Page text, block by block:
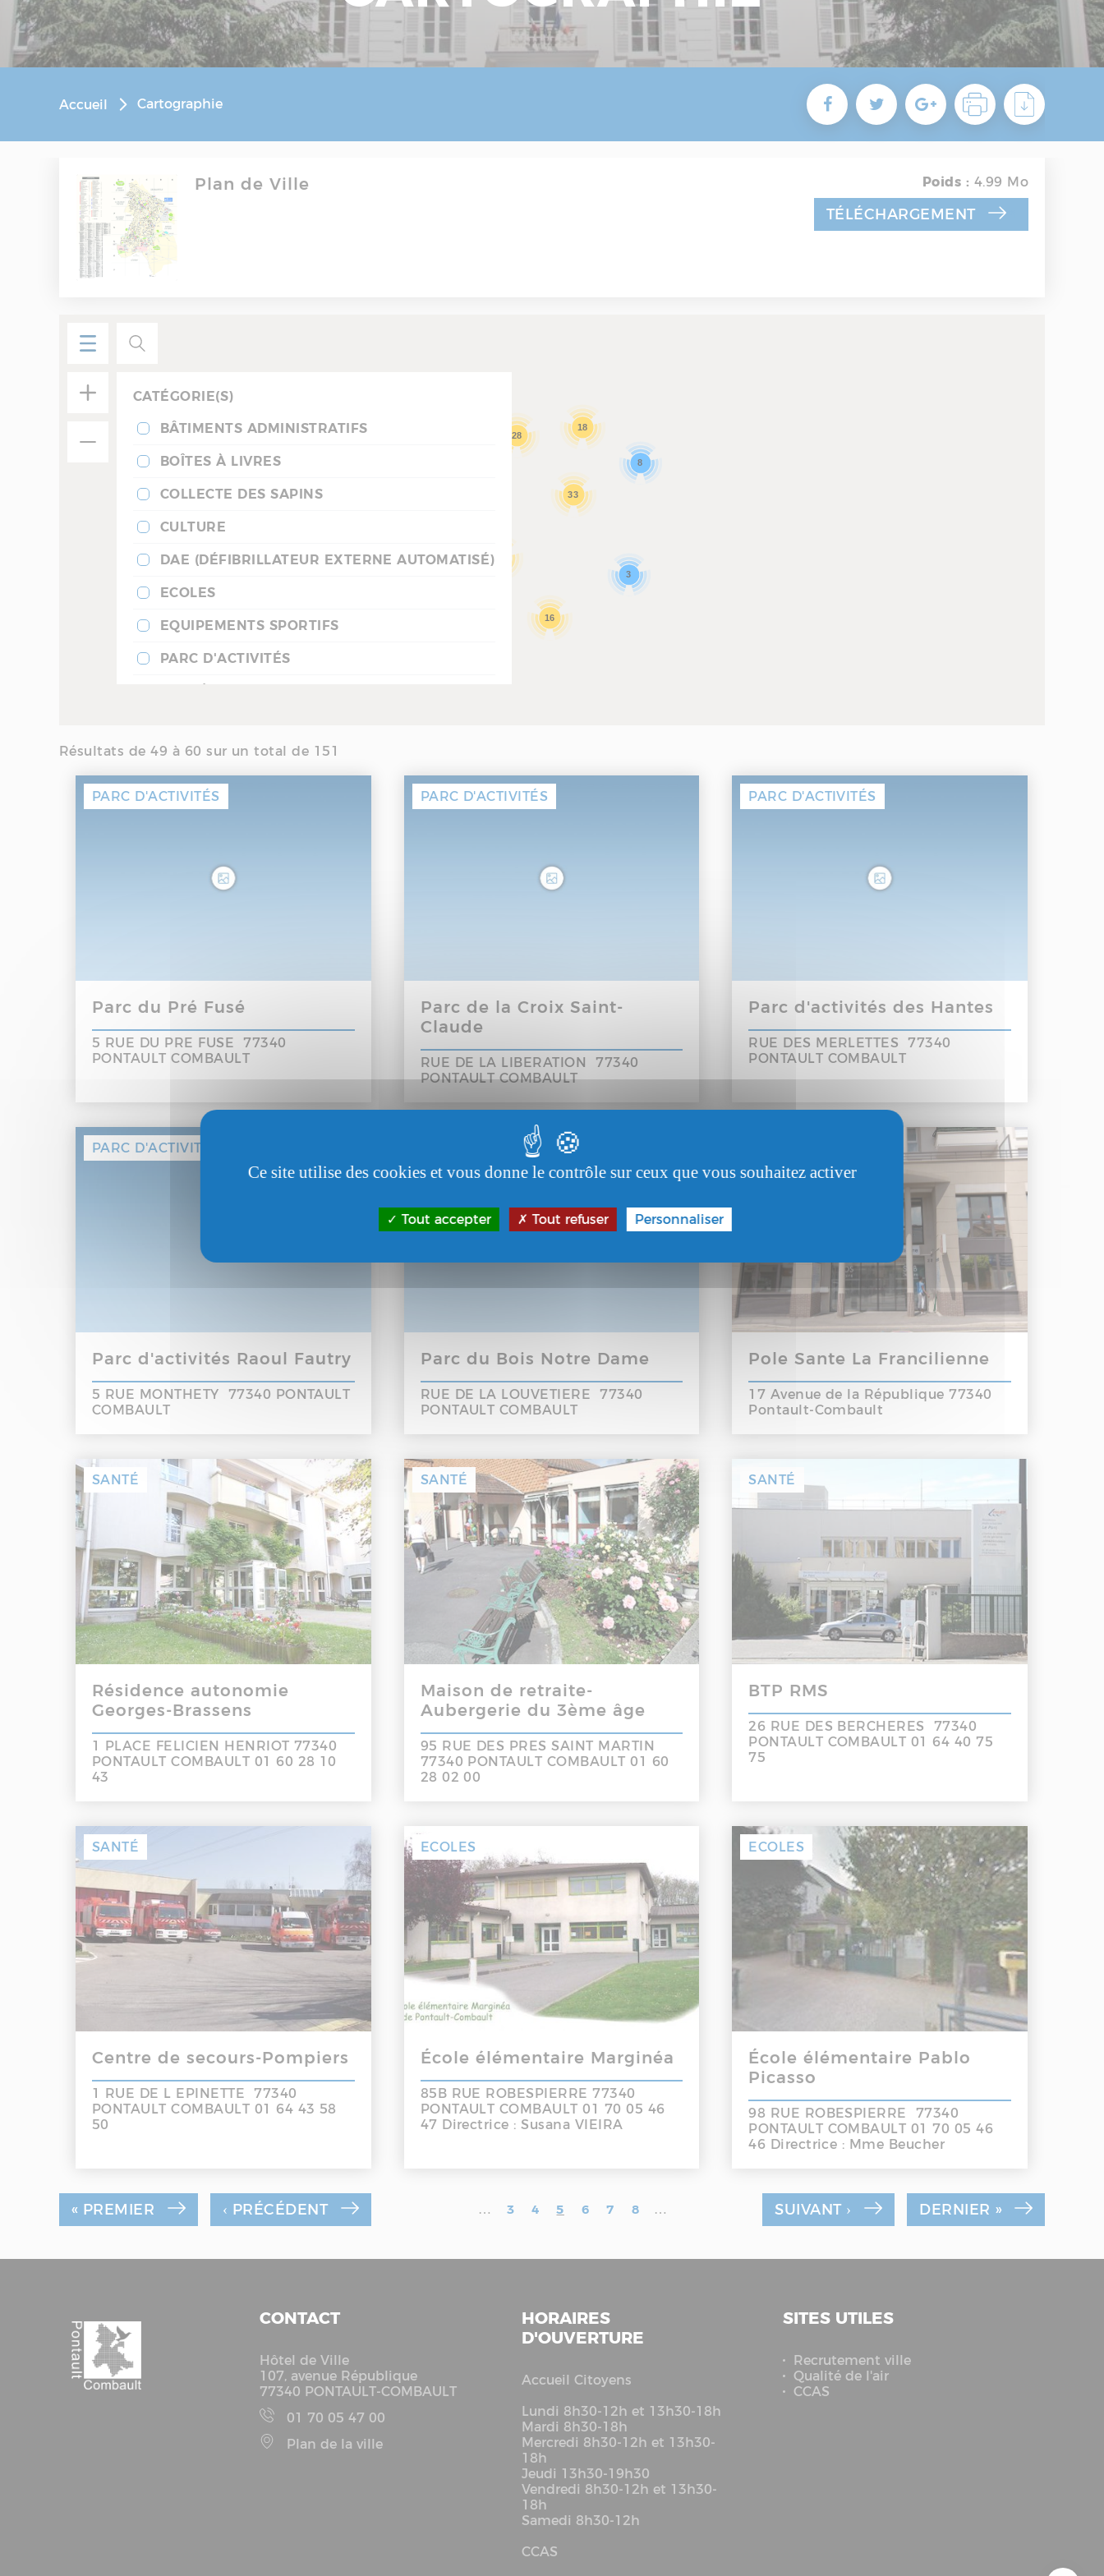
Accueil Cartographie
Plan de Ville Poids : 4.99 Mo
TÉLÉCHARGEMENT
16
33
18
3
28
8
CATÉGORIE(S)
BÂTIMENTS ADMINISTRATIFS
BOÎTES À LIVRES
COLLECTE DES SAPINS
CULTURE
DAE (DÉFIBRILLATEUR EXTERNE AUTOMATISÉ)
ECOLES
EQUIPEMENTS SPORTIFS
PARC D'ACTIVITÉS
DIVERS
MARCHÉS, CENTRES COMMERCIAUX
Résultats de 49 à 60 sur un total de 151
PARC D'ACTIVITÉS
Parc du Pré Fusé
5 RUE DU PRE FUSE 77340
PONTAULT COMBAULT
PARC D'ACTIVITÉS
Parc de la Croix Saint-
Claude
RUE DE LA LIBERATION 77340
PONTAULT COMBAULT
PARC D'ACTIVITÉS
Parc d'activités des Hantes
RUE DES MERLETTES 77340
PONTAULT COMBAULT
PARC D'ACTIVITÉS
Parc d'activités Raoul Fautry
5 RUE MONTHETY 77340 PONTAULT
COMBAULT
PARC D'ACTIVITÉS
Parc du Bois Notre Dame
RUE DE LA LOUVETIERE 77340
PONTAULT COMBAULT
Pole Sante La Francilienne
17 Avenue de la République 77340
Pontault-Combault
SANTÉ
Résidence autonomie
Georges-Brassens
1 PLACE FELICIEN HENRIOT 77340
PONTAULT COMBAULT 01 60 28 10
43
SANTÉ
Maison de retraite-
Aubergerie du 3ème âge
95 RUE DES PRES SAINT MARTIN
77340 PONTAULT COMBAULT 01 60
28 02 00
SANTÉ
BTP RMS
26 RUE DES BERCHERES 77340
PONTAULT COMBAULT 01 64 40 75
75
SANTÉ
Centre de secours-Pompiers
1 RUE DE L EPINETTE 77340
PONTAULT COMBAULT 01 64 43 58
50
ECOLES
École élémentaire Marginéa
85B RUE ROBESPIERRE 77340
PONTAULT COMBAULT 01 70 05 46
47 Directrice : Susana VIEIRA
ECOLES
École élémentaire Pablo
Picasso
98 RUE ROBESPIERRE 77340
PONTAULT COMBAULT 01 70 05 46
46 Directrice : Mme Beucher
« PREMIER ‹ PRÉCÉDENT … 3 4 5 6 7 8 … SUIVANT › DERNIER »
CONTACT
Hôtel de Ville
107, avenue République
77340 PONTAULT-COMBAULT
01 70 05 47 00
Plan de la ville
HORAIRES
D'OUVERTURE
Accueil Citoyens
Lundi 8h30-12h et 13h30-18h
Mardi 8h30-18h
Mercredi 8h30-12h et 13h30-
18h
Jeudi 13h30-19h30
Vendredi 8h30-12h et 13h30-
18h
Samedi 8h30-12h
CCAS
SITES UTILES
Recrutement ville
Qualité de l'air
CCAS
Ce site utilise des cookies et vous donne le contrôle sur ceux que vous souhaitez activer
Tout accepter Tout refuser Personnaliser